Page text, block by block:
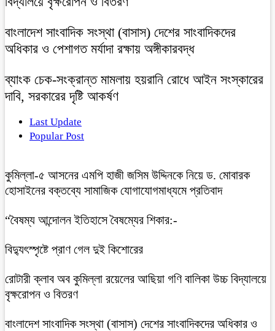
বাংলাদেশ সাংবাদিক সংস্থা (বাসাস) দেশের সাংবাদিকদের
অধিকার ও পেশাগত মর্যাদা রক্ষায় অঙ্গীকারবদ্ধ
ব্যাংক চেক-সংক্রান্ত মামলায় হয়রানি রোধে আইন সংস্কারের
দাবি, সরকারের দৃষ্টি আকর্ষণ
Last Update
Popular Post
কুমিল্লা-৫ আসনের এমপি হাজী জসিম উদ্দিনকে নিয়ে ড. মোবারক
হোসাইনের বক্তব্যে সামাজিক যোগাযোগমাধ্যমে প্রতিবাদ
“বৈষম্য আন্দোলন ইতিহাসে বৈষম্যের শিকার:-
বিদ্যুৎস্পৃষ্টে প্রাণ গেল দুই কিশোরের
রোটারী ক্লাব অব কুমিল্লা রয়েলের আছিয়া গণি বালিকা উচ্চ বিদ্যালয়ে
বৃক্ষরোপন ও বিতরণ
বাংলাদেশ সাংবাদিক সংস্থা (বাসাস) দেশের সাংবাদিকদের অধিকার ও